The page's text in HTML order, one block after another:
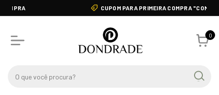
CUPOM PARA PRIMEIRA COMPRA "COMPRA10"
0